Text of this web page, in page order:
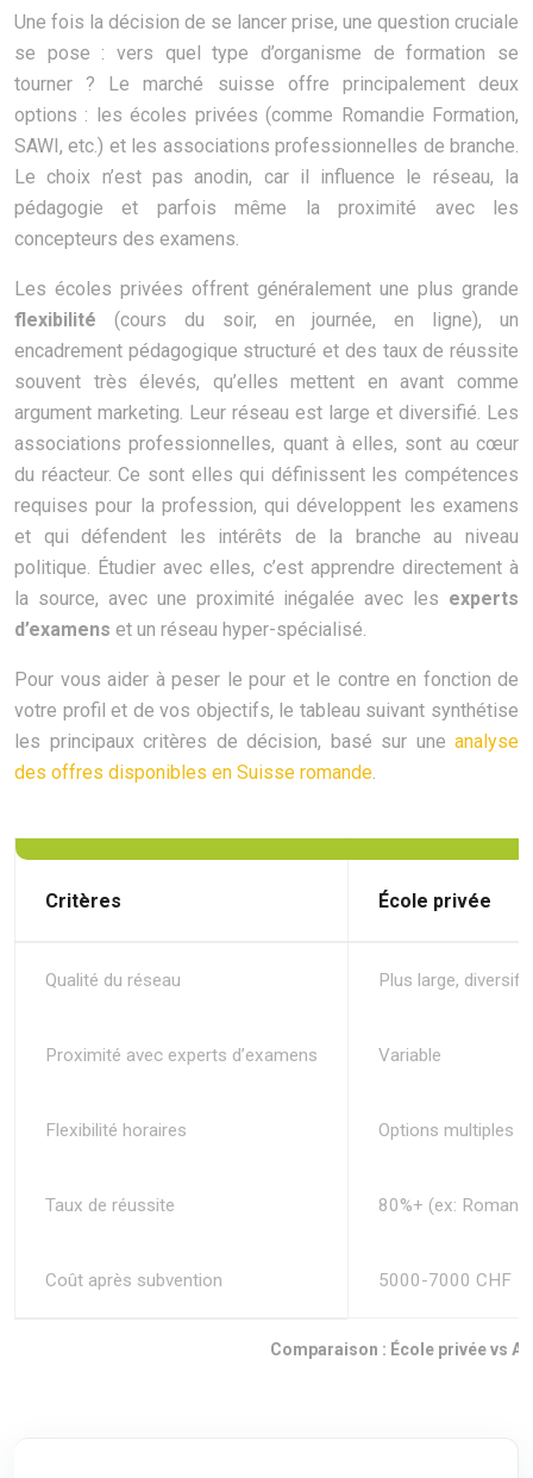
Une fois la décision de se lancer prise, une question cruciale
se pose : vers quel type d’organisme de formation se
tourner ? Le marché suisse offre principalement deux
options : les écoles privées (comme Romandie Formation,
SAWI, etc.) et les associations professionnelles de branche.
Le choix n’est pas anodin, car il influence le réseau, la
pédagogie et parfois même la proximité avec les
concepteurs des examens.
Les écoles privées offrent généralement une plus grande
flexibilité (cours du soir, en journée, en ligne), un
encadrement pédagogique structuré et des taux de réussite
souvent très élevés, qu’elles mettent en avant comme
argument marketing. Leur réseau est large et diversifié. Les
associations professionnelles, quant à elles, sont au cœur
du réacteur. Ce sont elles qui définissent les compétences
requises pour la profession, qui développent les examens
et qui défendent les intérêts de la branche au niveau
politique. Étudier avec elles, c’est apprendre directement à
la source, avec une proximité inégalée avec les experts
d’examens et un réseau hyper-spécialisé.
Pour vous aider à peser le pour et le contre en fonction de
votre profil et de vos objectifs, le tableau suivant synthétise
les principaux critères de décision, basé sur une analyse
des offres disponibles en Suisse romande
Comparaison : École privée vs
Critères École privée
Qualité du réseau Plus large, diversifié
Proximité avec experts d’examens Variable
Flexibilité horaires Options multiples
Taux de réussite 80%+ (ex:
Coût après subvention 5000-7000 CHF